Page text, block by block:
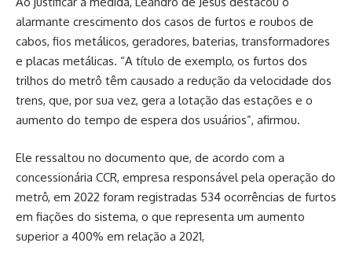
alarmante crescimento dos casos de furtos e roubos de
cabos, fios metálicos, geradores, baterias, transformadores
e placas metálicas. “A título de exemplo, os furtos dos
trilhos do metrô têm causado a redução da velocidade dos
trens, que, por sua vez, gera a lotação das estações e o
aumento do tempo de espera dos usuários”, afirmou.
Ele ressaltou no documento que, de acordo com a
concessionária CCR, empresa responsável pela operação do
metrô, em 2022 foram registradas 534 ocorrências de furtos
em fiações do sistema, o que representa um aumento
superior a 400% em relação a 2021,